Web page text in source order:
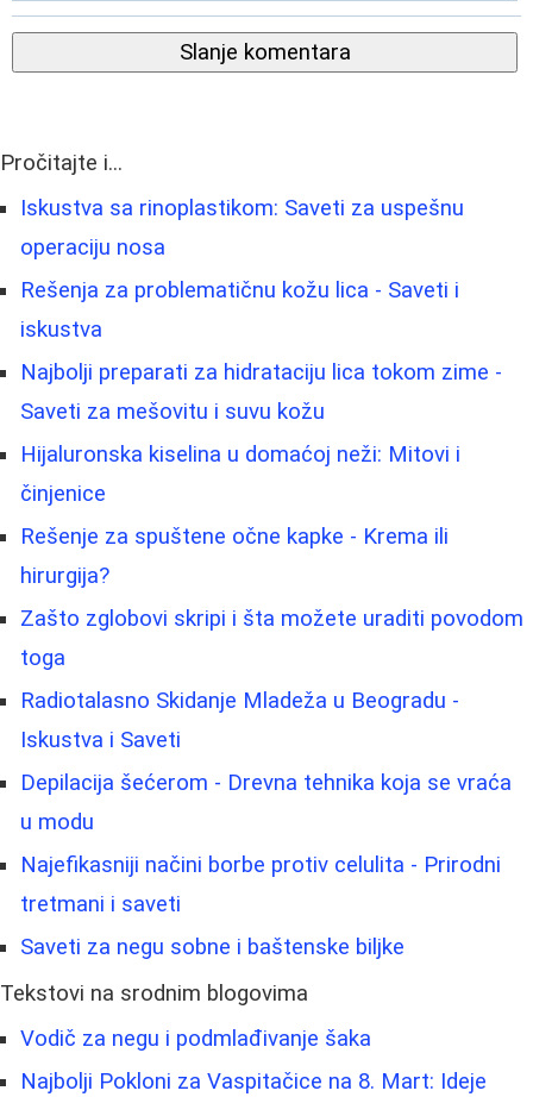
Slanje komentara
Pročitajte i...
Iskustva sa rinoplastikom: Saveti za uspešnu
operaciju nosa
Rešenja za problematičnu kožu lica - Saveti i
iskustva
Najbolji preparati za hidrataciju lica tokom zime -
Saveti za mešovitu i suvu kožu
Hijaluronska kiselina u domaćoj neži: Mitovi i
činjenice
Rešenje za spuštene očne kapke - Krema ili
hirurgija?
Zašto zglobovi skripi i šta možete uraditi povodom
toga
Radiotalasno Skidanje Mladeža u Beogradu -
Iskustva i Saveti
Depilacija šećerom - Drevna tehnika koja se vraća
u modu
Najefikasniji načini borbe protiv celulita - Prirodni
tretmani i saveti
Saveti za negu sobne i baštenske biljke
Tekstovi na srodnim blogovima
Vodič za negu i podmlađivanje šaka
Najbolji Pokloni za Vaspitačice na 8. Mart: Ideje